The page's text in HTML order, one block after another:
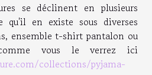
se déclinent en plusieurs
qu'il en existe sous diverses
ensemble t-shirt pantalon ou
vous le verrez ici
collections/pyjama-